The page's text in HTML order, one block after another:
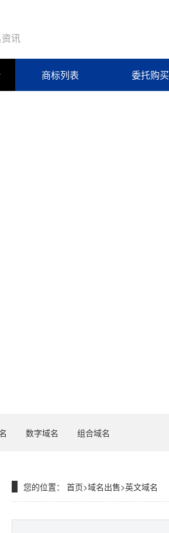
讯
商标列表 委托购买
数字域名 组合域名
您的位置： 首页>域名出售>英文域名